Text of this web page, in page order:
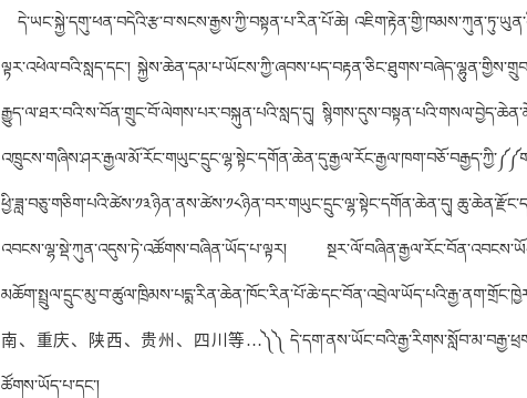
དེ་ཡང་སྐྱེ་དགུ་ཕན་བདེའི་རྩ་བ་སངས་རྒྱས་ཀྱི་བསྟན་པ་རིན་པོ་ཆེ།
ལྟར་འཕེལ་བའི་སླད་དང་།
རྒྱུད་ལ་ཐར་བའི་ས་བོན་གྲུང་བོ་ལེགས་པར་བསྐུན་པའི་སླད་དུ།
ཕྱི་ཟླ་བཅུ་གཅིག་པའི་ཚེས་༡༣ཉིན་ནས་ཚེས་༡༨ཉིན་བར་གཡུང་དྲུང་ལྷ་སྟེང་དགོན་ཆེན་དུ།
འབངས་ལྷ་སྡེ་ཀུན་འདུས་ཏེ་འཚོགས་བཞིན་ཡོད་པ་ལྟར།
南、重庆、陕西、贵州、四川等…༽༽
ཚོགས་ཡོད་པ་དང་།